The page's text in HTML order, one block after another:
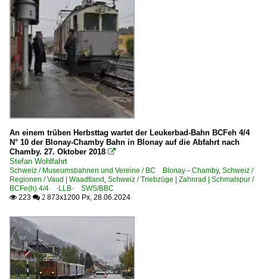
An einem trüben Herbsttag wartet der Leukerbad-Bahn BCFeh 4/4
N° 10 der Blonay-Chamby Bahn in Blonay auf die Abfahrt nach
Chamby. 27. Oktober 2018 
Stefan Wohlfahrt
Schweiz / Museumsbahnen und Vereine / BC Blonay – Chamby, Schweiz /
Regionen / Vaud | Waadtland , Schweiz / Triebzüge | Zahnrad | Schmalspur /
BCFe(h) 4/4 ·LLB· SWS/BBC
 223  2 873x1200 Px, 28.06.2024